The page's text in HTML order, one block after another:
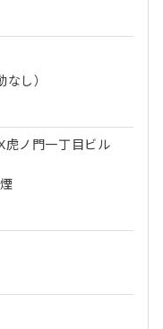
し）
虎ノ門一丁目ビル